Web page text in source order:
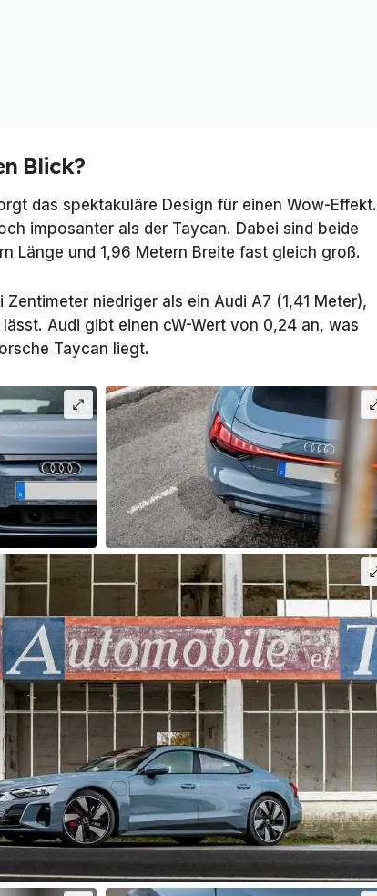
Blick?
das spektakuläre Design für einen Wow-Effekt.
imposanter als der Taycan. Dabei sind beide
Länge und 1,96 Metern Breite fast gleich groß.
Zentimeter niedriger als ein Audi A7 (1,41 Meter),
Audi gibt einen cW-Wert von 0,24 an, was
Taycan liegt.